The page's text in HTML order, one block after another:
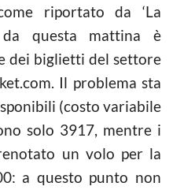
riportato da ‘La
da questa mattina è
dei biglietti del settore
Il problema sta
(costo variabile
solo 3917, mentre i
un volo per la
a questo punto non